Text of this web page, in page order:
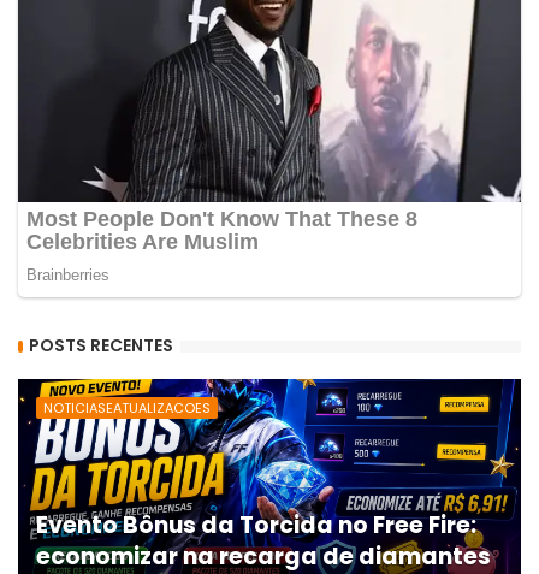
POSTS RECENTES
NOTICIASEATUALIZACOES
Evento Bônus da Torcida no Free Fire:
economizar na recarga de diamantes